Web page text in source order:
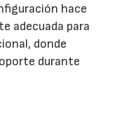
hace
adecuada para
donde
durante